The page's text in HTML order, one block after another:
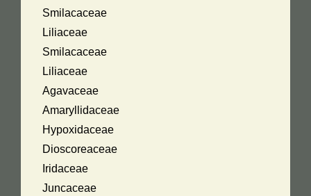
Smilacaceae
Liliaceae
Smilacaceae
Liliaceae
Agavaceae
Amaryllidaceae
Hypoxidaceae
Dioscoreaceae
Iridaceae
Juncaceae